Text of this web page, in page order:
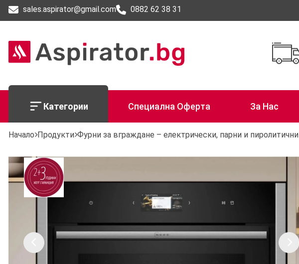
sales.aspirator@gmail.com 0882 62 38 31
Категории Специална Оферта За Нас
Начало Продукти Фурни за вграждане – електрически, парни и пиролитични